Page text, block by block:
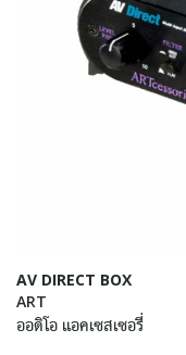
AV DIRECT BOX
ART
ออดิโอ แอคเซสเซอรี่